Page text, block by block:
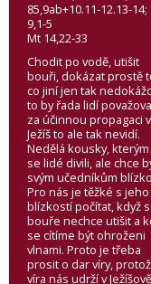
85,9ab+10.11-12.13-14;
9,1-5
Mt 14,22-33
Chodit po vodě, utišit
bouři, dokázat prostě
co jiní jen tak
to by řada lidí
za účinnou propagaci
Ježíš to ale tak nevidí.
Nedělá kousky,
se lidé divili, ale chce
svým učedníkům
Pro nás je těžké s jeho
blízkostí počítat, když
bouře nechce utišit a
se cítíme být ohroženi
vlnami. Proto je třeba
prosit o dar víry,
víra nás udrží v Ježíšově